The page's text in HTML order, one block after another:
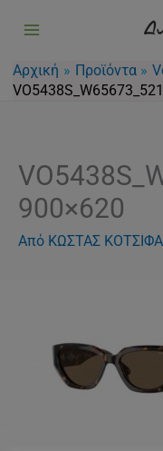
περιεχόμενο
Αρχική Προϊόντα
900×620
Από ΚΩΣΤΑΣ